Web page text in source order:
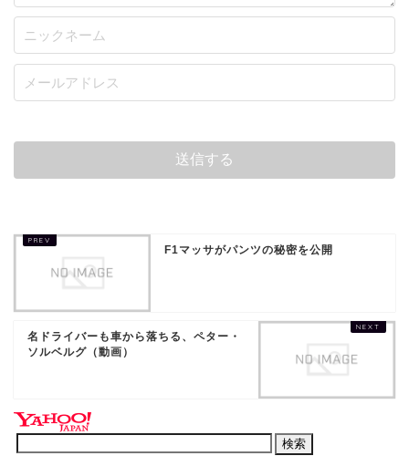
F1マッサがパンツの秘密を公開
名ドライバーも車から落ちる、ペター・
ソルベルグ（動画）